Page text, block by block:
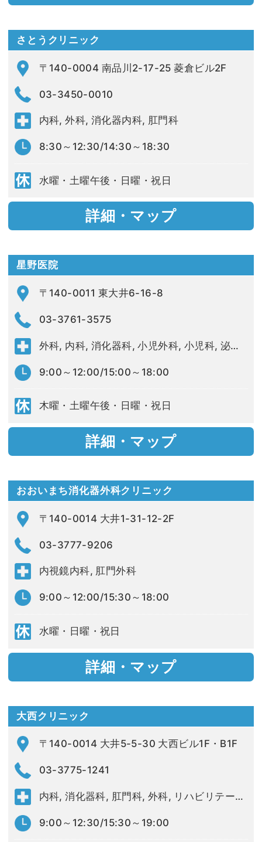
さとうクリニック
〒140-0004 南品川2-17-25 菱倉ビル2F
03-3450-0010
内科, 外科, 消化器内科, 肛門科
8:30～12:30/14:30～18:30
水曜・土曜午後・日曜・祝日
詳細・マップ
星野医院
〒140-0011 東大井6-16-8
03-3761-3575
外科, 内科, 消化器科, 小児外科, 小児科, 泌尿器科
9:00～12:00/15:00～18:00
木曜・土曜午後・日曜・祝日
詳細・マップ
おおいまち消化器外科クリニック
〒140-0014 大井1-31-12-2F
03-3777-9206
内視鏡内科, 肛門外科
9:00～12:00/15:30～18:00
水曜・日曜・祝日
詳細・マップ
大西クリニック
〒140-0014 大井5-5-30 大西ビル1F・B1F
03-3775-1241
内科, 消化器科, 肛門科, 外科, リハビリテーション科
9:00～12:30/15:30～19:00